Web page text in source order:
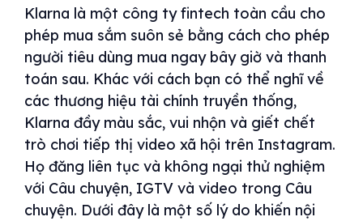
Klarna là một công ty fintech toàn cầu cho
phép mua sắm suôn sẻ bằng cách cho phép
người tiêu dùng mua ngay bây giờ và thanh
toán sau. Khác với cách bạn có thể nghĩ về
các thương hiệu tài chính truyền thống,
Klarna đầy màu sắc, vui nhộn và giết chết
trò chơi tiếp thị video xã hội trên Instagram.
Họ đăng liên tục và không ngại thử nghiệm
với Câu chuyện, IGTV và video trong Câu
chuyện. Dưới đây là một số lý do khiến nội